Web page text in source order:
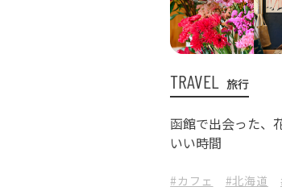
TRAVEL 旅行
函館で出会った、
いい時間
#カフェ #北海道